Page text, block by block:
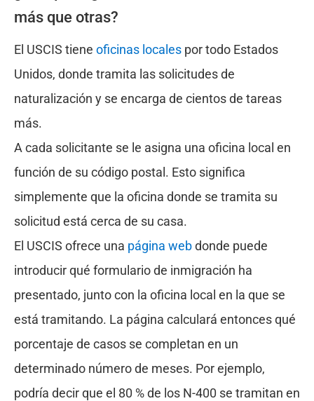
más que otras?
El USCIS tiene oficinas locales por todo Estados
Unidos, donde tramita las solicitudes de
naturalización y se encarga de cientos de tareas
más.
A cada solicitante se le asigna una oficina local en
función de su código postal. Esto significa
simplemente que la oficina donde se tramita su
solicitud está cerca de su casa.
El USCIS ofrece una página webdonde puede
introducir qué formulario de inmigración ha
presentado, junto con la oficina local en la que se
está tramitando. La página calculará entonces qué
porcentaje de casos se completan en un
determinado número de meses. Por ejemplo,
podría decir que el 80 % de los N-400 se tramitan en